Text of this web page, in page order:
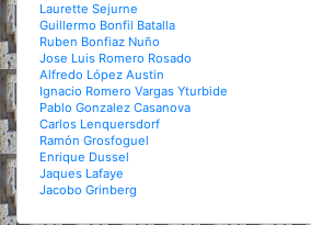
Laurette Sejurne
Guillermo Bonfil Batalla
Ruben Bonfiaz Nuño
Jose Luis Romero Rosado
Alfredo López Austin
Ignacio Romero Vargas Yturbide
Pablo Gonzalez Casanova
Carlos Lenquersdorf
Ramón Grosfoguel
Enrique Dussel
Jaques Lafaye
Jacobo Grinberg